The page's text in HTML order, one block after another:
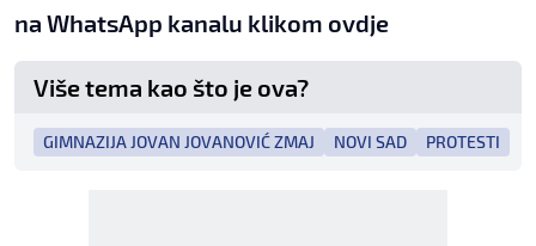
na WhatsApp kanalu klikom ovdje
Više tema kao što je ova?
GIMNAZIJA JOVAN JOVANOVIĆ ZMAJ NOVI SAD PROTESTI